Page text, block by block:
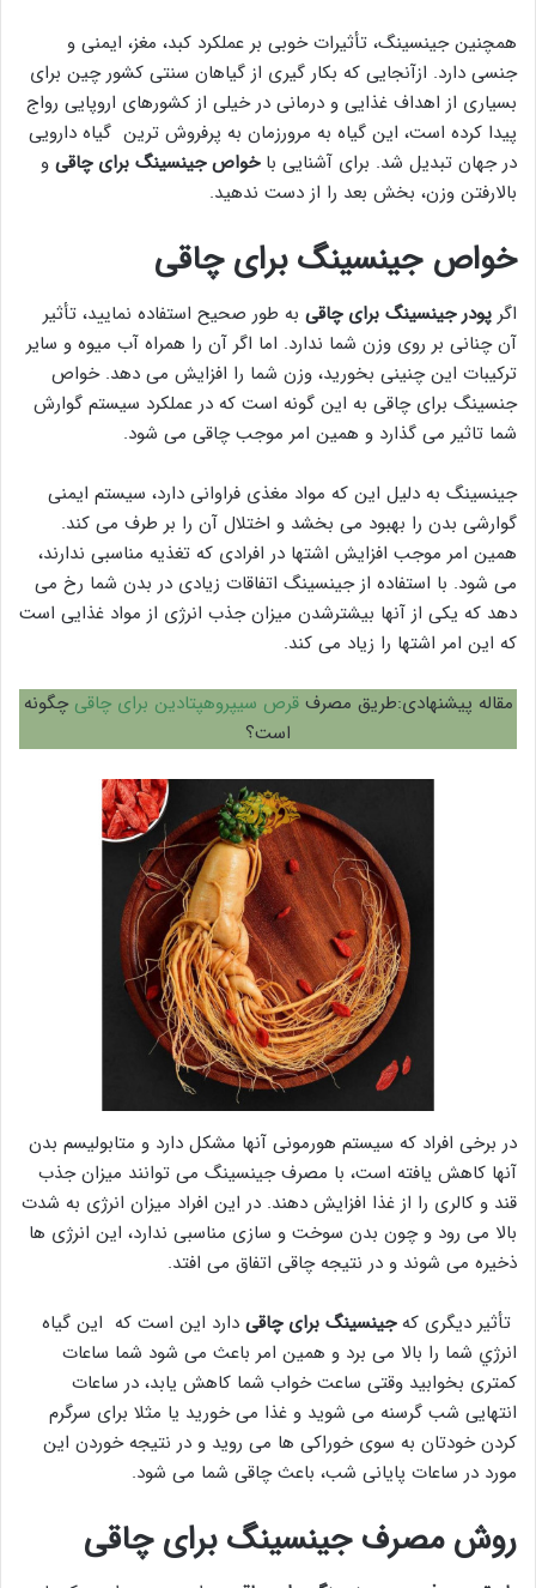
همچنین جینسینگ، تأثیرات خوبی بر عملکرد کبد، مغز، ایمنی و
جنسی دارد. ازآنجایی که بکار گیری از گیاهان سنتی کشور چین برای
بسیاری از اهداف غذایی و درمانی در خیلی از کشورهای اروپایی رواج
پیدا کرده است، این گیاه به مرورزمان به پرفروش ترین گیاه دارویی
در جهان تبدیل شد. برای آشنایی با خواص جینسینگ برای چاقی و
بالارفتن وزن، بخش بعد را از دست ندهید.
خواص جینسینگ برای چاقی
اگر پودر جینسینگ برای چاقی به طور صحیح استفاده نمایید، تأثیر
آن چنانی بر روی وزن شما ندارد. اما اگر آن را همراه آب میوه و سایر
ترکیبات این چنینی بخورید، وزن شما را افزایش می دهد. خواص
جنسینگ برای چاقی به این گونه است که در عملکرد سیستم گوارش
شما تاثیر می گذارد و همین امر موجب چاقی می شود.
جینسینگ به دلیل این که مواد مغذی فراوانی دارد، سیستم ایمنی
گوارشی بدن را بهبود می بخشد و اختلال آن را بر طرف می کند.
همین امر موجب افزایش اشتها در افرادی که تغذیه مناسبی ندارند،
می شود. با استفاده از جینسینگ اتفاقات زیادی در بدن شما رخ می
دهد که یکی از آنها بیشترشدن میزان جذب انرژی از مواد غذایی است
که این امر اشتها را زیاد می کند.
مقاله پیشنهادی:طریق مصرفقرص سیپروهپتادین برای چاقی چگونه
است؟
در برخی افراد که سیستم هورمونی آنها مشکل دارد و متابولیسم بدن
آنها کاهش یافته است، با مصرف جینسینگ می توانند میزان جذب
قند و کالری را از غذا افزایش دهند. در این افراد میزان انرژی به شدت
بالا می رود و چون بدن سوخت و سازی مناسبی ندارد، این انرژی ها
ذخیره می شوند و در نتیجه چاقی اتفاق می افتد.
تأثیر دیگری کهجینسینگ برای چاقی دارد این است که این گیاه
انرژي شما را بالا می برد و همین امر باعث می شود شما ساعات
کمتری بخوابید وقتی ساعت خواب شما کاهش یابد، در ساعات
انتهایی شب گرسنه می شوید و غذا می خورید یا مثلا برای سرگرم
کردن خودتان به سوی خوراکی ها می روید و در نتیجه خوردن این
مورد در ساعات پایانی شب، باعث چاقی شما می شود.
روش مصرف جینسینگ برای چاقی